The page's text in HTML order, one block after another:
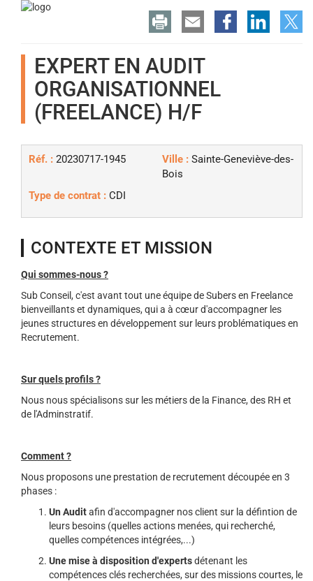
EXPERT EN AUDIT
ORGANISATIONNEL
(FREELANCE) H/F
Réf. : 20230717-1945 Ville : Sainte-Geneviève-des-
Bois
Type de contrat : CDI
CONTEXTE ET MISSION
Qui sommes-nous ?
Sub Conseil, c'est avant tout une équipe de Subers en Freelance
bienveillants et dynamiques, qui a à cœur d'accompagner les
jeunes structures en développement sur leurs problématiques en
Recrutement.
Sur quels profils ?
Nous nous spécialisons sur les métiers de la Finance, des RH et
de l'Adminstratif.
Comment ?
Nous proposons une prestation de recrutement découpée en 3
phases :
Un Auditafin d'accompagner nos client sur la défintion de
leurs besoins (quelles actions menées, qui recherché,
quelles compétences intégrées,...)
Une mise à disposition d'expertsdétenant les
compétences clés recherchées, sur des missions courtes, le